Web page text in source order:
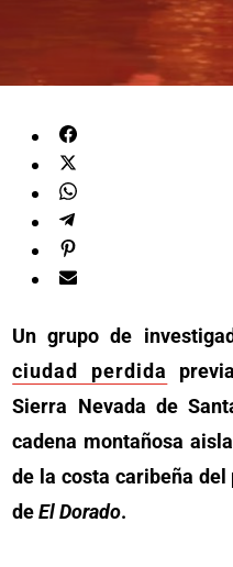
Un grupo de
ciudad perdida
Sierra Nevada de
cadena montañosa
de la costa caribeña
deEl Dorado.